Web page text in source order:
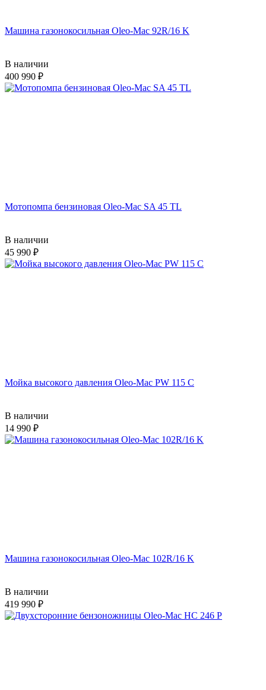
Машина газонокосильная Oleo-Mac 92R/16 K
В наличии
400 990
Мотопомпа бензиновая Oleo-Mac SA 45 TL
В наличии
45 990
Мойка высокого давления Oleo-Mac PW 115 C
В наличии
14 990
Машина газонокосильная Oleo-Mac 102R/16 K
В наличии
419 990